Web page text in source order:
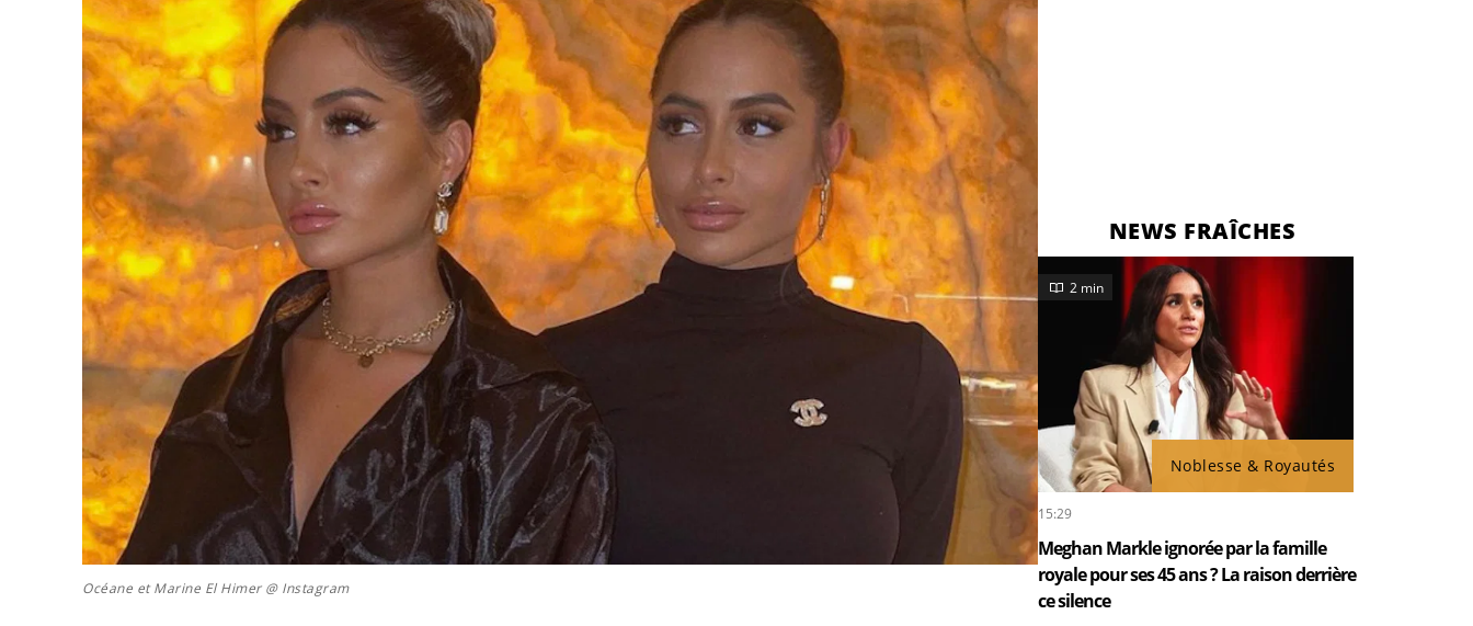
Océane et Marine El Himer @ Instagram
NEWS FRAÎCHES
Noblesse & Royautés
2 min
15:29
Meghan Markle ignorée par la famille
royale pour ses 45 ans ? La raison derrière
ce silence